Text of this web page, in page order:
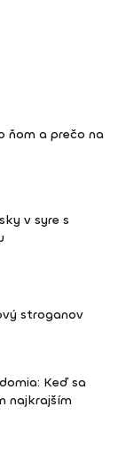
ňom a prečo na
v syre s
stroganov
Keď sa
najkrajším